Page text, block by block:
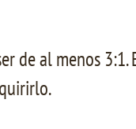
de al menos